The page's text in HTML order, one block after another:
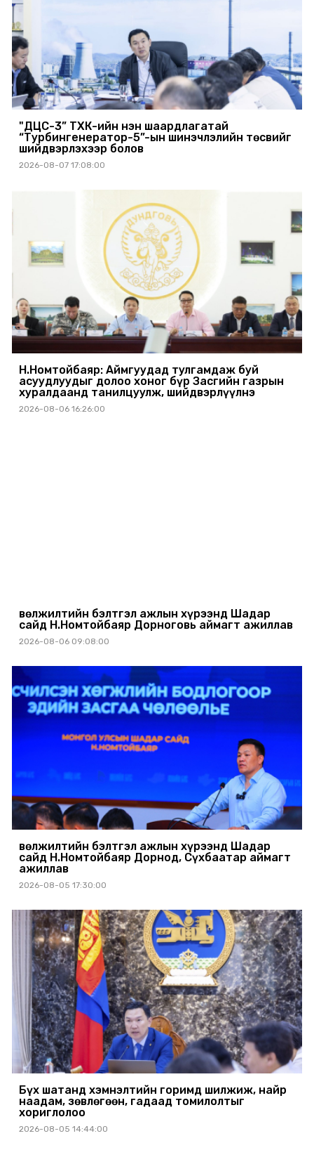
"ДЦС-3” ТӨХК-ийн нэн шаардлагатай
“Турбингенератор-5”-ын шинэчлэлийн төсвийг
шийдвэрлэхээр болов
2026-08-07 17:08:00
Н.Номтойбаяр: Аймгуудад тулгамдаж буй
асуудлуудыг долоо хоног бүр Засгийн газрын
хуралдаанд танилцуулж, шийдвэрлүүлнэ
2026-08-06 16:26:00
Өвөлжилтийн бэлтгэл ажлын хүрээнд Шадар
сайд Н.Номтойбаяр Дорноговь аймагт ажиллав
2026-08-06 09:08:00
Өвөлжилтийн бэлтгэл ажлын хүрээнд Шадар
сайд Н.Номтойбаяр Дорнод, Сүхбаатар аймагт
ажиллав
2026-08-05 17:30:00
Бүх шатанд хэмнэлтийн горимд шилжиж, найр
наадам, зөвлөгөөн, гадаад томилолтыг
хориглолоо
2026-08-05 14:44:00